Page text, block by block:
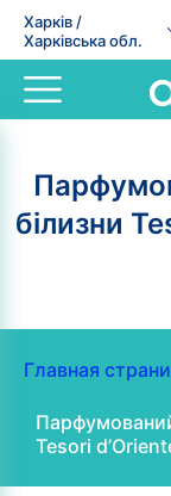
Харків /
Харківська обл.
білизни
Главная
Tesori